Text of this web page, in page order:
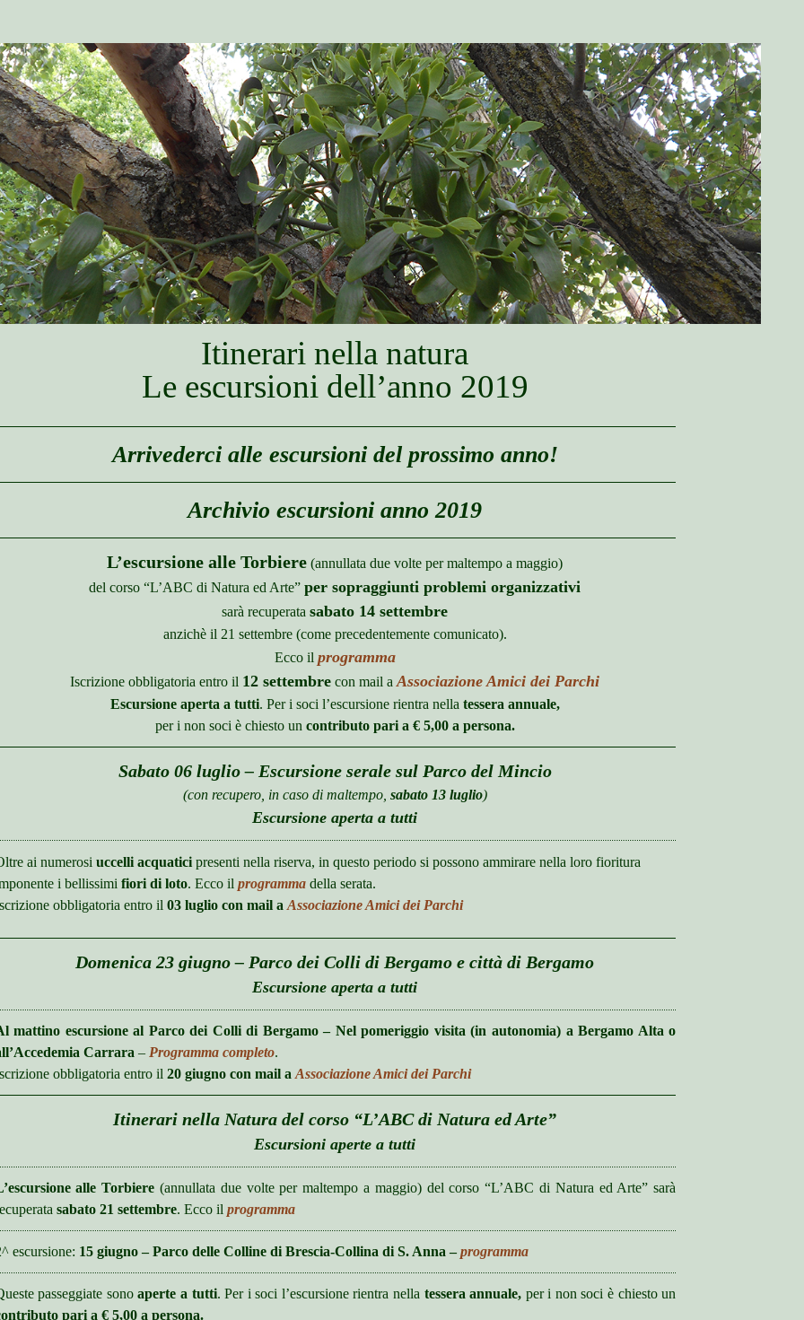
Itinerari nella natura
Le escursioni dell’anno 2019
Arrivederci alle escursioni del prossimo anno!
Archivio escursioni anno 2019
L’escursione alle Torbiere (annullata due volte per maltempo a maggio)
del corso “L’ABC di Natura ed Arte”per sopraggiunti problemi organizzativi
sarà recuperatasabato 14 settembre
anzichè il 21 settembre (come precedentemente comunicato).
Ecco il programma
Iscrizione obbligatoria entro il 12 settembre con mail aAssociazione Amici dei Parchi
Escursione aperta a tutti. Per i soci l’escursione rientra nella tessera annuale,
per i non soci è chiesto un contributo pari a € 5,00 a persona.
Sabato 06 luglio – Escursione serale sul Parco del Mincio
(con recupero, in caso di maltempo, sabato 13 luglio)
Escursione aperta a tutti
ai numerosi uccelli acquaticipresenti nella riserva, in questo periodo si possono ammirare nella loro fioritura
i bellissimi fiori di loto. Ecco il programmadella serata.
obbligatoria entro il 03 luglio con mail a Associazione Amici dei Parchi
Domenica 23 giugno – Parco dei Colli di Bergamo e città di Bergamo
Escursione aperta a tutti
mattino escursione al Parco dei Colli di Bergamo – Nel pomeriggio visita (in autonomia) a Bergamo Alta o
Carrara – Programma completo.
obbligatoria entro il 20 giugno con mail a Associazione Amici dei Parchi
Itinerari nella Natura del corso “L’ABC di Natura ed Arte”
Escursioni aperte a tutti
alle Torbiere (annullata due volte per maltempo a maggio) del corso “L’ABC di Natura ed Arte” sarà
sabato 21 settembre. Ecco il programma
escursione: 15 giugno – Parco delle Colline di Brescia-Collina di S. Anna – programma
passeggiate sonoaperte a tutti. Per i soci l’escursione rientra nella tessera annuale, per i non soci è chiesto un
pari a € 5,00 a persona.